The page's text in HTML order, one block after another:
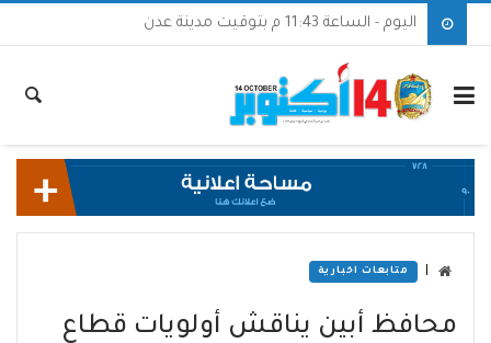
اليوم - الساعة 11:43 م بتوقيت مدينة عدن
متابعات اخبارية
محافظ أبين يناقش أولويات قطاع